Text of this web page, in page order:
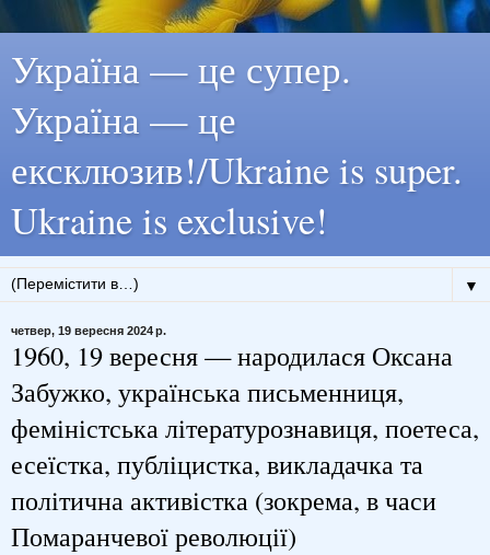
Україна — це супер.
Україна — це
ексклюзив!/Ukraine is super.
Ukraine is exclusive!
▼
четвер, 19 вересня 2024 р.
1960, 19 вересня — народилася Оксана
Забужко, українська письменниця,
феміністська літературознавиця, поетеса,
есеїстка, публіцистка, викладачка та
політична активістка (зокрема, в часи
Помаранчевої революції)